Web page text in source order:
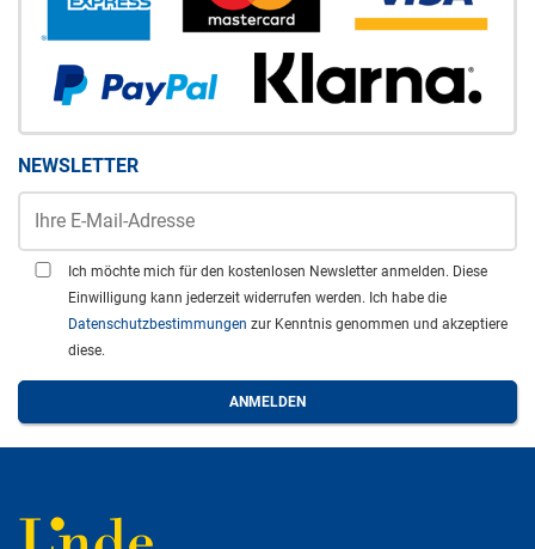
NEWSLETTER
Ich möchte mich für den kostenlosen Newsletter anmelden. Diese
Einwilligung kann jederzeit widerrufen werden. Ich habe die
Datenschutzbestimmungen zur Kenntnis genommen und akzeptiere
diese.